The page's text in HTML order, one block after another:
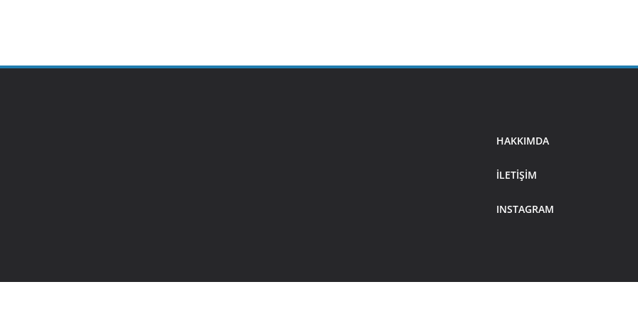
HAKKIMDA
ILETIŞIM
INSTAGRAM